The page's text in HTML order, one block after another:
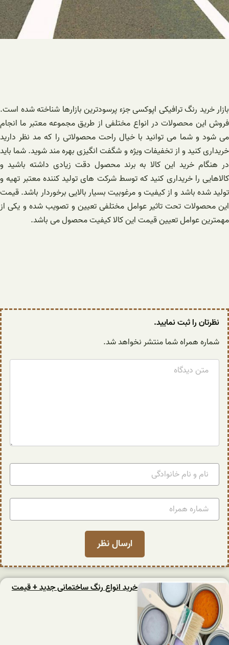
بازار خرید رنگ ترافیکی اپوکسی جزء پرسودترین بازارها شناخته شده است.
فروش این محصولات در انواع مختلفی از طریق مجموعه معتبر ما انجام
می‌ شود و شما می‌ توانید با خیال راحت محصولاتی را که مد نظر دارید
خریداری کنید و از تخفیفات ویژه و شگفت انگیزی بهره‌ مند شوید. شما باید
در هنگام خرید این کالا به برند محصول دقت زیادی داشته باشید و
کالاهایی را خریداری کنید که توسط شرکت های تولید کننده معتبر تهیه و
تولید شده باشد و از کیفیت و مرغوبیت بسیار بالایی برخوردار باشد. قیمت
این محصولات تحت تاثیر عوامل مختلفی تعیین و تصویب شده و یکی از
مهمترین عوامل تعیین قیمت این کالا کیفیت محصول می باشد.
نظرتان را ثبت نمایید.
شماره همراه شما منتشر نخواهد شد.
خرید انواع رنگ ساختمانی جدید + قیمت